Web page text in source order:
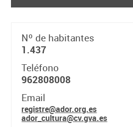
Nº de habitantes
1.437
Teléfono
962808008
Email
registre@ador.org.es
ador_cultura@cv.gva.es